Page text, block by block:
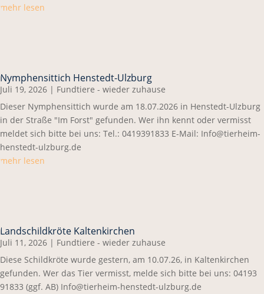
mehr lesen
Nymphensittich Henstedt-Ulzburg
Juli 19, 2026 | Fundtiere - wieder zuhause
Dieser Nymphensittich wurde am 18.07.2026 in Henstedt-Ulzburg
in der Straße "Im Forst" gefunden. Wer ihn kennt oder vermisst
meldet sich bitte bei uns: Tel.: 0419391833 E-Mail: Info@tierheim-
henstedt-ulzburg.de
mehr lesen
Landschildkröte Kaltenkirchen
Juli 11, 2026 | Fundtiere - wieder zuhause
Diese Schildkröte wurde gestern, am 10.07.26, in Kaltenkirchen
gefunden. Wer das Tier vermisst, melde sich bitte bei uns: 04193
91833 (ggf. AB) Info@tierheim-henstedt-ulzburg.de